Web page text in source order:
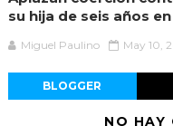
su hija de seis años
Miguel Paulino May 10,
BLOGGER
NO HAY